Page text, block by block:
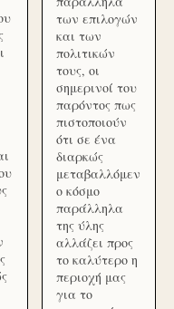
των επιλογών
και των
πολιτικών
τους, οι
σημερινοί του
παρόντος πως
πιστοποιούν
ότι σε ένα
διαρκώς
μεταβαλλόμεν
ο κόσμο
παράλληλα
της ύλης
αλλάζει προς
το καλύτερο η
περιοχή μας
για το